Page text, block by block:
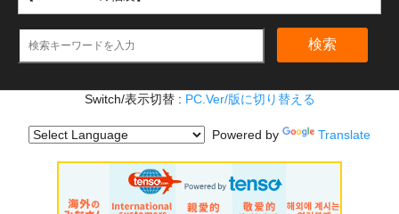
検索
Switch/表示切替 : PC.Ver/版に切り替える
Powered by Translate